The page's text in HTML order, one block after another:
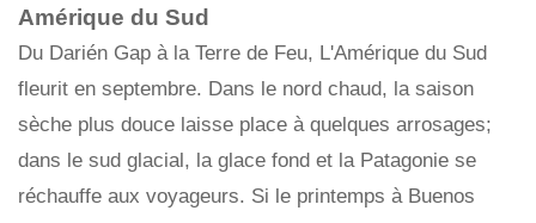
Amérique du Sud
Du Darién Gap à la Terre de Feu, L'Amérique du Sud
fleurit en septembre. Dans le nord chaud, la saison
sèche plus douce laisse place à quelques arrosages;
dans le sud glacial, la glace fond et la Patagonie se
réchauffe aux voyageurs. Si le printemps à Buenos